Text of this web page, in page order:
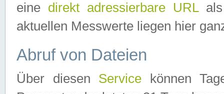
eine direkt adressierbare URLals
aktuellen Messwerte liegen hier
Abruf von Dateien
Über diesen Service können